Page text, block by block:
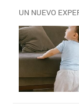
UN NUEVO